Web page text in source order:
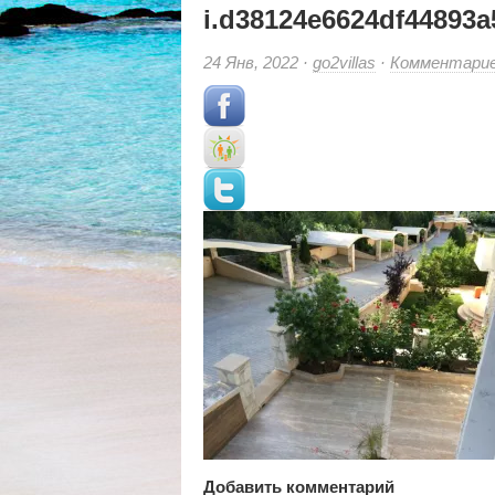
24 Янв, 2022 · go2villas ·
Добавить комментарий